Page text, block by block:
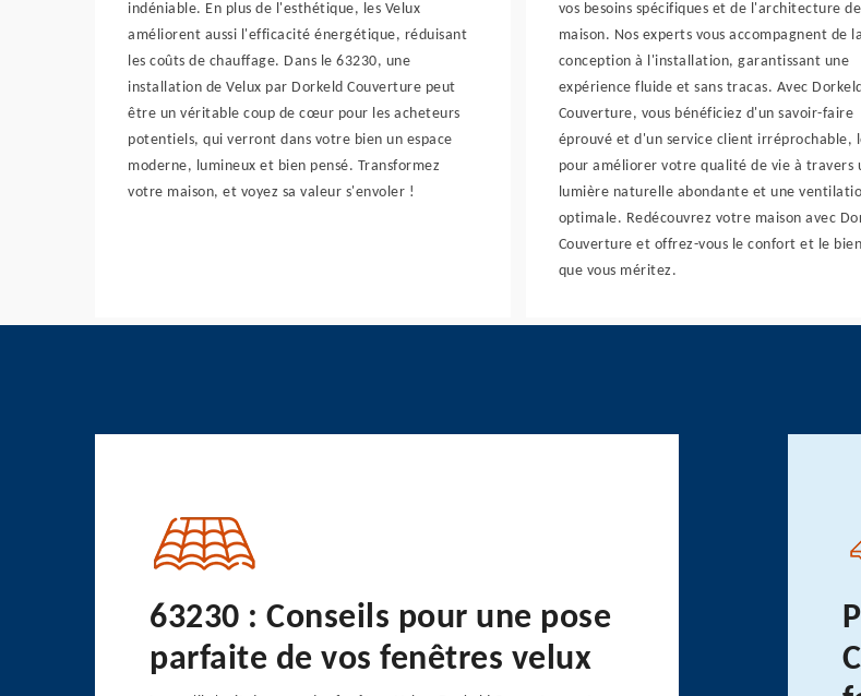
indéniable. En plus de l'esthétique, les Velux
améliorent aussi l'efficacité énergétique, réduisant
les coûts de chauffage. Dans le 63230, une
installation de Velux par Dorkeld Couverture peut
être un véritable coup de cœur pour les acheteurs
potentiels, qui verront dans votre bien un espace
moderne, lumineux et bien pensé. Transformez
votre maison, et voyez sa valeur s'envoler !
vos besoins spécifiques et de l'architecture
maison. Nos experts vous accompagnent de la
conception à l'installation, garantissant une
expérience fluide et sans tracas. Avec
Couverture, vous bénéficiez d'un savoir-faire
éprouvé et d'un service client irréprochable,
pour améliorer votre qualité de vie à travers
lumière naturelle abondante et une
optimale. Redécouvrez votre maison avec
Couverture et offrez-vous le confort et le
que vous méritez.
63230 : Conseils pour une pose
parfaite de vos fenêtres velux